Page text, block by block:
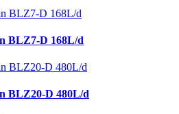
BLZ7-D 168L/d
BLZ20-D 480L/d